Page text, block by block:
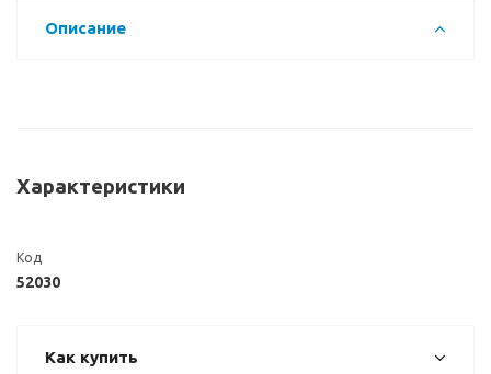
Описание
Характеристики
Код
52030
Как купить